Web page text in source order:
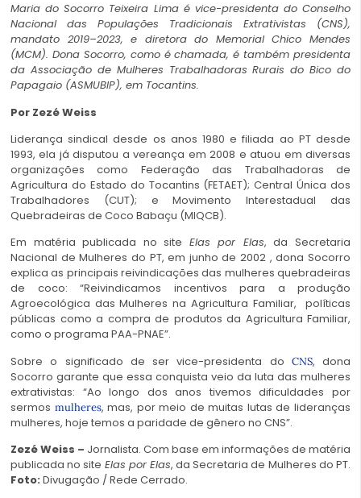
Maria do Socorro Teixeira Lima é vice-presidenta do Conselho
Nacional das Populações Tradicionais Extrativistas (CNS),
mandato 2019–2023, e diretora do Memorial Chico Mendes
(MCM). Dona Socorro, como é chamada, é também presidenta
da Associação de Mulheres Trabalhadoras Rurais do Bico do
Papagaio (ASMUBIP), em Tocantins.
Por Zezé Weiss
Liderança sindical desde os anos 1980 e filiada ao PT desde
1993, ela já disputou a vereança em 2008 e atuou em diversas
organizações como Federação das Trabalhadoras de
Agricultura do Estado do Tocantins (FETAET); Central Única dos
Trabalhadores (CUT); e Movimento Interestadual das
Quebradeiras de Coco Babaçu (MIQCB).
Em matéria publicada no site Elas por Elas, da Secretaria
Nacional de Mulheres do PT, em junho de 2002 , dona Socorro
explica as principais reivindicações das mulheres quebradeiras
de coco: “Reivindicamos incentivos para a produção
Agroecológica das Mulheres na Agricultura Familiar, políticas
públicas como a compra de produtos da Agricultura Familiar,
como o programa PAA-PNAE”.
Sobre o significado de ser vice-presidenta do CNS, dona
Socorro garante que essa conquista veio da luta das mulheres
extrativistas: “Ao longo dos anos tivemos dificuldades por
sermos mulheres, mas, por meio de muitas lutas de lideranças
mulheres, hoje temos a paridade de gênero no CNS”.
Zezé Weiss – Jornalista. Com base em informações de matéria
publicada no site Elas por Elas, da Secretaria de Mulheres do PT.
Foto: Divugação / Rede Cerrado.